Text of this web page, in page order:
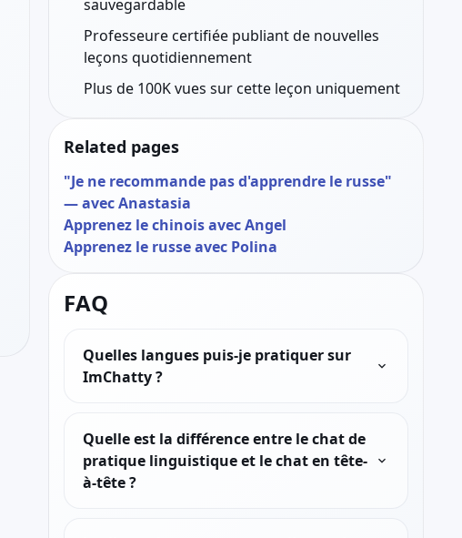
sauvegardable
Professeure certifiée publiant de nouvelles
leçons quotidiennement
Plus de 100K vues sur cette leçon uniquement
Related pages
"Je ne recommande pas d'apprendre le russe"
— avec Anastasia
Apprenez le chinois avec Angel
Apprenez le russe avec Polina
FAQ
Quelles langues puis-je pratiquer sur
ImChatty ?
Quelle est la différence entre le chat de
pratique linguistique et le chat en tête-
à-tête ?